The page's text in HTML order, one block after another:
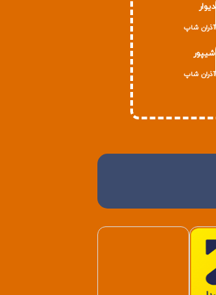
دیوار
آذران شاپ
شیپور
آذران شاپ